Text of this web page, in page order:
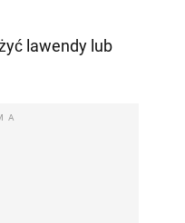
lawendy lub